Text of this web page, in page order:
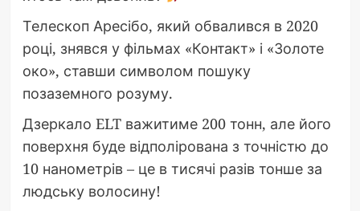
Телескоп Аресібо, який обвалився в 2020
році, знявся у фільмах «Контакт» і «Золоте
око», ставши символом пошуку
позаземного розуму.
Дзеркало ELT важитиме 200 тонн, але його
поверхня буде відполірована з точністю до
10 нанометрів – це в тисячі разів тонше за
людську волосину!